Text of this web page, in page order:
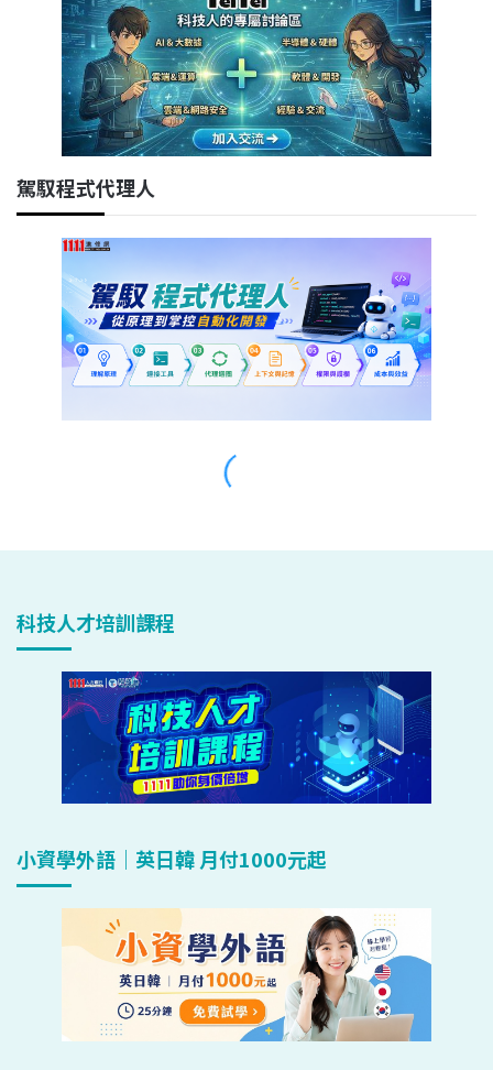
科技人才培訓課程
小資學外語｜英日韓 月付1000元起